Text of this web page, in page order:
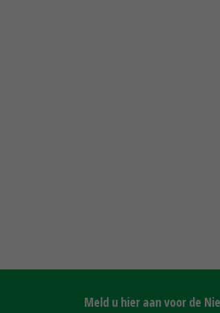
Meld u hier aan voor de